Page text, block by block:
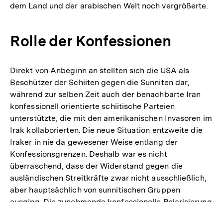
dem Land und der arabischen Welt noch vergrößerte.
Rolle der Konfessionen
Direkt von Anbeginn an stellten sich die USA als
Beschützer der Schiiten gegen die Sunniten dar,
während zur selben Zeit auch der benachbarte Iran
konfessionell orientierte schiitische Parteien
unterstützte, die mit den amerikanischen Invasoren im
Irak kollaborierten. Die neue Situation entzweite die
Iraker in nie da gewesener Weise entlang der
Konfessionsgrenzen. Deshalb war es nicht
überraschend, dass der Widerstand gegen die
ausländischen Streitkräfte zwar nicht ausschließlich,
aber hauptsächlich von sunnitischen Gruppen